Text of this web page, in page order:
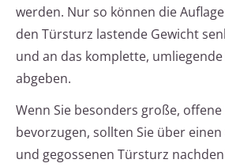
werden. Nur so können die
den Türsturz lastende Gewicht
und an das komplette,
abgeben.
Wenn Sie besonders große,
bevorzugen, sollten Sie über
und gegossenen Türsturz